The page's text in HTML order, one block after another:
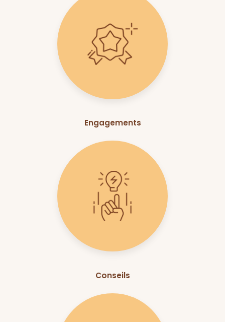
Engagements
Conseils